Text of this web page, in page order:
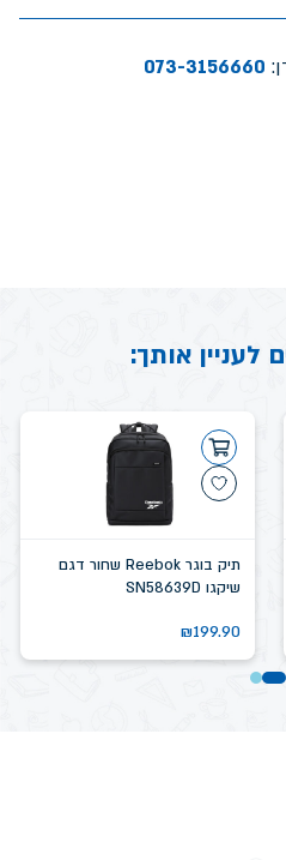
073-3156660
לעניין אותך:
תיק בוגר Reebok שחור דגם
שיקגו SN58639D
₪199.90